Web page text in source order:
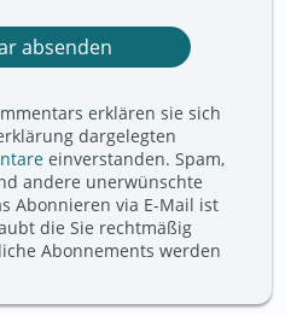
erklären sie sich
dargelegten
einverstanden. Spam,
andere unerwünschte
Abonnieren via E-Mail ist
die Sie rechtmäßig
Abonnements werden